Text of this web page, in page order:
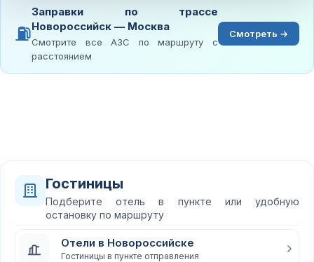
⛽
Заправки по трассе
Новороссийск — Москва
Смотрите все АЗС по маршруту с
расстоянием
Смотреть →
Гостиницы
Подберите отель в пункте или удобную
остановку по маршруту
Отели в Новороссийске
Гостиницы в пункте отправления